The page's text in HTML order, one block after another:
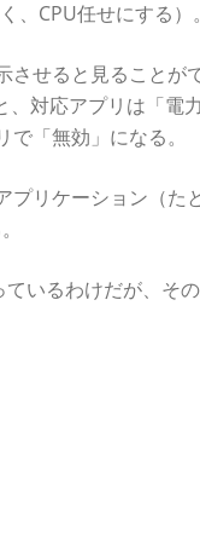
CPU任せにする）。
させると見ることが
対応アプリは「電
「無効」になる。
プリケーション（た
いるわけだが、そ